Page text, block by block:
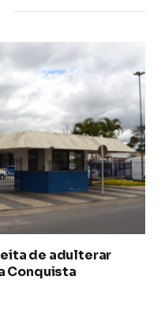
de adulterar
Conquista